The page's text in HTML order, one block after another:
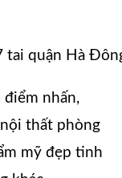
tai quận Hà
điểm nhấn,
thất phòng
mỹ đẹp tinh